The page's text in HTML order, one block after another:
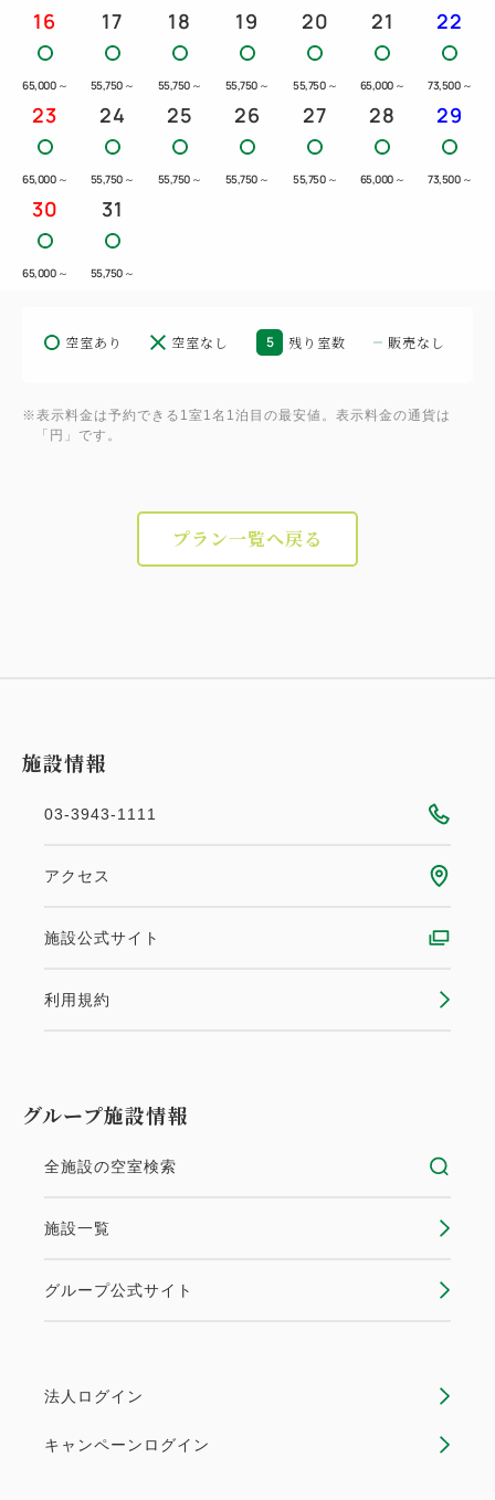
16
65,000 ～
17
55,750 ～
18
55,750 ～
19
55,750 ～
20
55,750 ～
21
65,000 ～
22
73,500 ～
23
65,000 ～
24
55,750 ～
25
55,750 ～
26
55,750 ～
27
55,750 ～
28
65,000 ～
29
73,500 ～
30
65,000 ～
31
55,750 ～
空室あり 空室なし 5 残り室数 販売なし
※表示料金は予約できる1室1名1泊目の最安値。表示料金の通貨は
「円」です。
プラン一覧へ戻る
施設情報
03-3943-1111
アクセス
施設公式サイト
利用規約
グループ施設情報
全施設の空室検索
施設一覧
グループ公式サイト
法人ログイン
キャンペーンログイン